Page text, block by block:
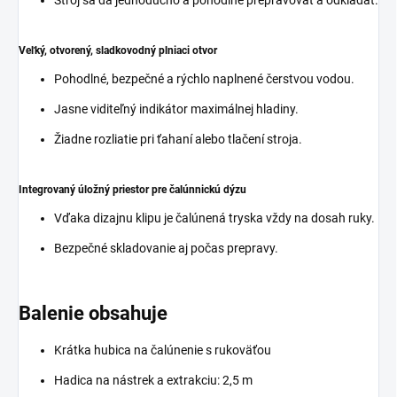
Veľký, otvorený, sladkovodný plniaci otvor
Pohodlné, bezpečné a rýchlo naplnené čerstvou vodou.
Jasne viditeľný indikátor maximálnej hladiny.
Žiadne rozliatie pri ťahaní alebo tlačení stroja.
Integrovaný úložný priestor pre čalúnnickú dýzu
Vďaka dizajnu klipu je čalúnená tryska vždy na dosah ruky.
Bezpečné skladovanie aj počas prepravy.
Balenie obsahuje
Krátka hubica na čalúnenie s rukoväťou
Hadica na nástrek a extrakciu: 2,5 m